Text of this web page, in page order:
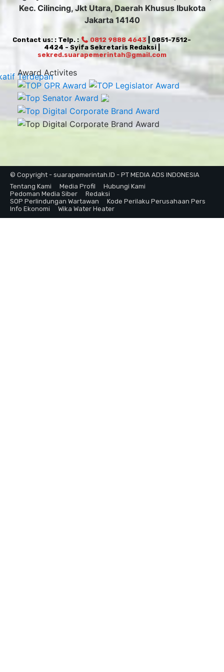
Kec. Cilincing, Jkt Utara, Daerah Khusus Ibukota
Jakarta 14140
Contact us: : Telp. : 0812 9888 4643 | 0851-7512-
4424 - Syifa Sekretaris Redaksi |
sekred.suarapemerintah@gmail.com
Award Activites
© Copyright - suarapemerintah.ID - PT MEDIA ADS INDONESIA
Tentang Kami
Media Profil
Hubungi Kami
Pedoman Media Siber
Redaksi
SOP Perlindungan Wartawan
Kode Perilaku Perusahaan Pers
Info Ekonomi
Wika Water Heater